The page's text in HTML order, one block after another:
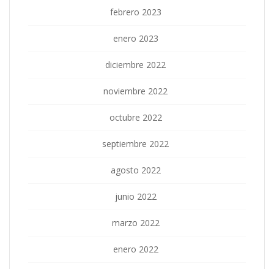
febrero 2023
enero 2023
diciembre 2022
noviembre 2022
octubre 2022
septiembre 2022
agosto 2022
junio 2022
marzo 2022
enero 2022